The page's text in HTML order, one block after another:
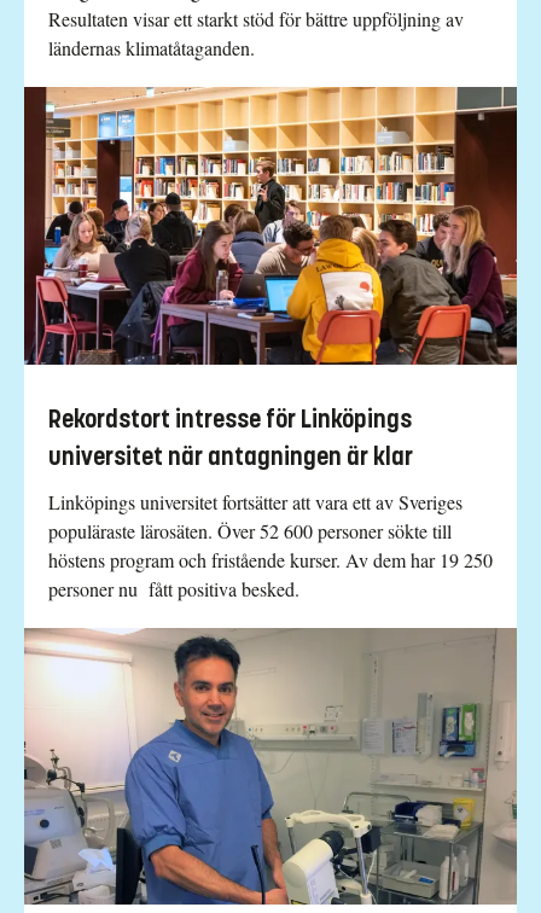
Resultaten visar ett starkt stöd för bättre uppföljning av
ländernas klimatåtaganden.
Rekordstort intresse för Linköpings
universitet när antagningen är klar
Linköpings universitet fortsätter att vara ett av Sveriges
populäraste lärosäten. Över 52 600 personer sökte till
höstens program och fristående kurser. Av dem har 19 250
personer nu fått positiva besked.